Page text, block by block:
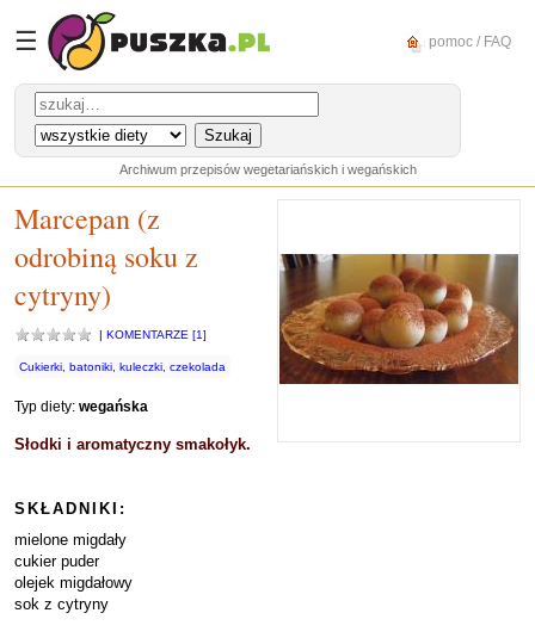
☰ pomoc / FAQ
Archiwum przepisów wegetariańskich i wegańskich
Marcepan (z
odrobiną soku z
cytryny)
| KOMENTARZE [1]
Cukierki, batoniki, kuleczki, czekolada
Typ diety: wegańska
Słodki i aromatyczny smakołyk.
SKŁADNIKI:
mielone migdały
cukier puder
olejek migdałowy
sok z cytryny